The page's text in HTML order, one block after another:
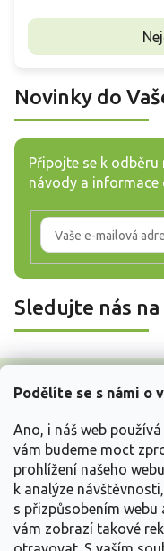
Podělíte se s námi o
Ano, i náš web
vám budeme moct
prohlížení našeho
k analýze
s přizpůsobením
vám zobrazí takové
Novinky do
Připojte se k
návody a informace
Sledujte nás
Z
Vše o nákupu
Informace pro Vás